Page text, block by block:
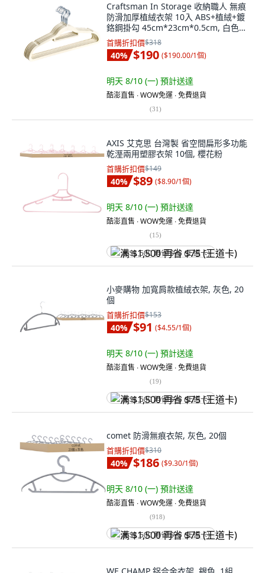
Craftsman In Storage 收納職人 無痕
防滑加厚植絨衣架 10入 ABS+植絨+鍍
鉻鋼掛勾 45cm*23cm*0.5cm, 白色,
1組
首購折扣價$318
40% $190 ($190.00/1個)
明天 8/10 (一) 預計送達
酷澎直售 ∙ WOW免運 ∙ 免費退貨
(31)
AXIS 艾克思 台灣製 省空間扁形多功能
乾溼兩用塑膠衣架 10個, 櫻花粉
首購折扣價$149
40% $89 ($8.90/1個)
明天 8/10 (一) 預計送達
酷澎直售 ∙ WOW免運 ∙ 免費退貨
(15)
满 $1,500 再省 $75 (王道卡)
小麥購物 加寬肩款植絨衣架, 灰色, 20
個
首購折扣價$153
40% $91 ($4.55/1個)
明天 8/10 (一) 預計送達
酷澎直售 ∙ WOW免運 ∙ 免費退貨
(19)
满 $1,500 再省 $75 (王道卡)
comet 防滑無痕衣架, 灰色, 20個
首購折扣價$310
40% $186 ($9.30/1個)
明天 8/10 (一) 預計送達
酷澎直售 ∙ WOW免運 ∙ 免費退貨
(918)
满 $1,500 再省 $75 (王道卡)